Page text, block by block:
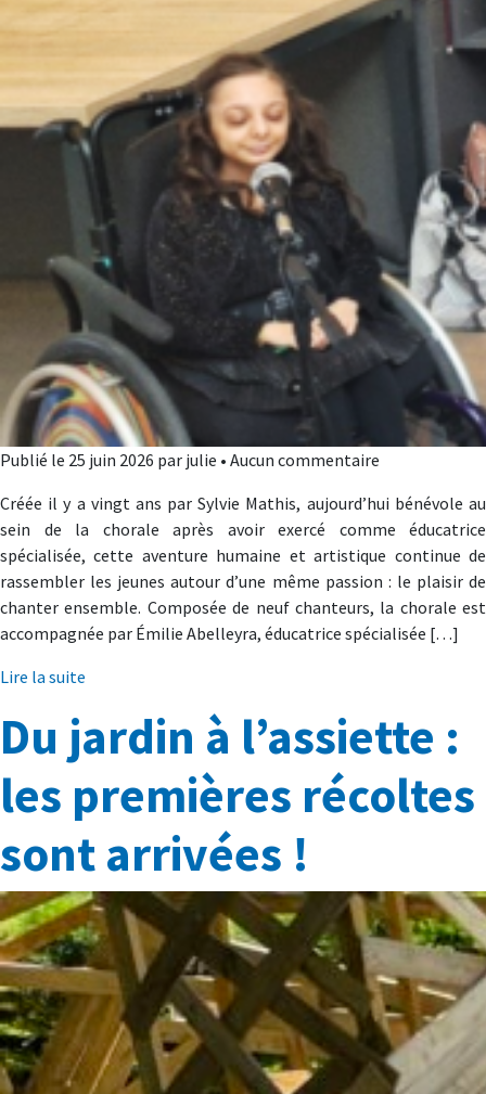
Publié le 25 juin 2026 par julie • Aucun commentaire
Créée il y a vingt ans par Sylvie Mathis, aujourd’hui bénévole au
sein de la chorale après avoir exercé comme éducatrice
spécialisée, cette aventure humaine et artistique continue de
rassembler les jeunes autour d’une même passion : le plaisir de
chanter ensemble. Composée de neuf chanteurs, la chorale est
accompagnée par Émilie Abelleyra, éducatrice spécialisée […]
Lire la suite
Du jardin à l’assiette :
les premières récoltes
sont arrivées !